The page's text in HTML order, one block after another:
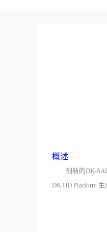
概述
创新的DK-
DK HD Platform